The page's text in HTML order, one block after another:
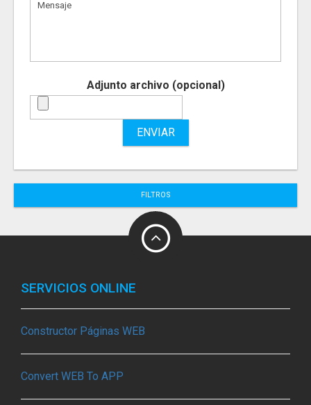
Adjunto archivo (opcional)
ENVIAR
FILTROS
SERVICIOS ONLINE
Constructor Páginas WEB
Convert WEB To APP